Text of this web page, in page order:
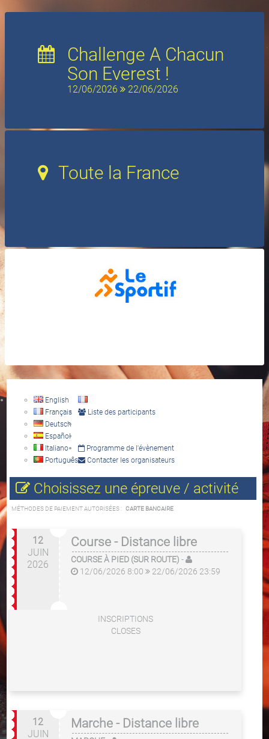
Challenge A Chacun
Son Everest !
12/06/2026 22/06/2026
Toute la France
English
Français
Deutsch
Español
Italiano
Português
Liste des participants
Programme de l'évènement
Contacter les organisateurs
Choisissez une épreuve / activité
MÉTHODES DE PAIEMENT AUTORISÉES : CARTE BANCAIRE
12
JUIN
2026
Course - Distance libre
COURSE À PIED (SUR ROUTE) -
12/06/2026 8:00
22/06/2026 23:59
INSCRIPTIONS
CLOSES
12
JUIN
Marche - Distance libre